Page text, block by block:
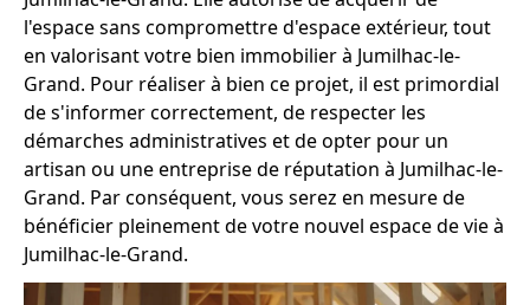
l'espace sans compromettre d'espace extérieur, tout
en valorisant votre bien immobilier à Jumilhac-le-
Grand. Pour réaliser à bien ce projet, il est primordial
de s'informer correctement, de respecter les
démarches administratives et de opter pour un
artisan ou une entreprise de réputation à Jumilhac-le-
Grand. Par conséquent, vous serez en mesure de
bénéficier pleinement de votre nouvel espace de vie à
Jumilhac-le-Grand.